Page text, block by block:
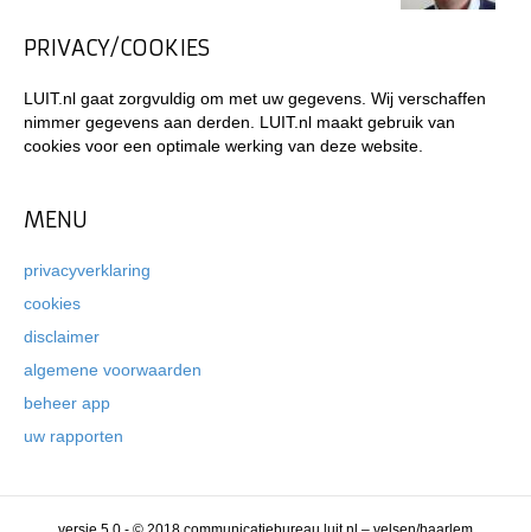
PRIVACY/COOKIES
LUIT.nl gaat zorgvuldig om met uw gegevens. Wij verschaffen
nimmer gegevens aan derden. LUIT.nl maakt gebruik van
cookies voor een optimale werking van deze website.
MENU
privacyverklaring
cookies
disclaimer
algemene voorwaarden
beheer app
uw rapporten